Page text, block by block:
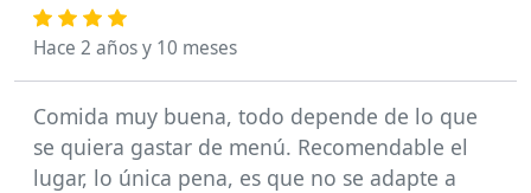
Hace 2 años y 10 meses
Comida muy buena, todo depende de lo que
se quiera gastar de menú. Recomendable el
lugar, lo única pena, es que no se adapte a